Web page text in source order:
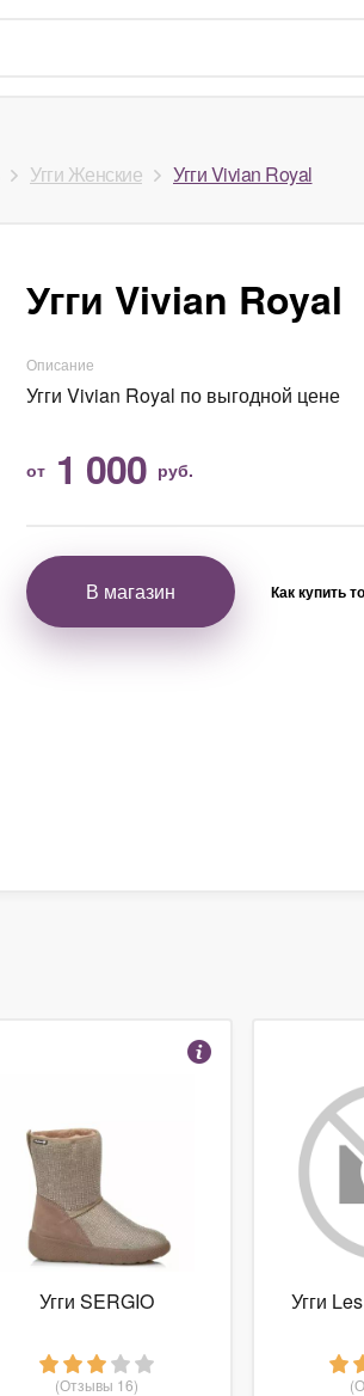
Угги Женские Угги Vivian Royal
Угги Vivian Royal
Описание
Угги Vivian Royal по выгодной цене
от 1 000 руб.
В магазин Как купить
Угги SERGIO
(Отзывы 16)
Угги